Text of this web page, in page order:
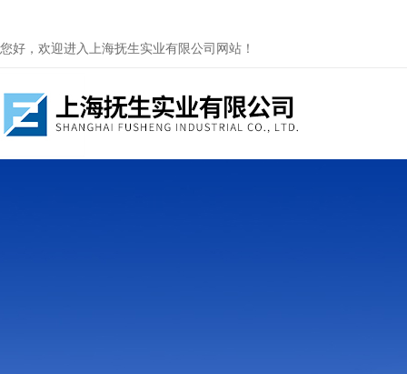
您好，欢迎进入上海抚生实业有限公司网站！